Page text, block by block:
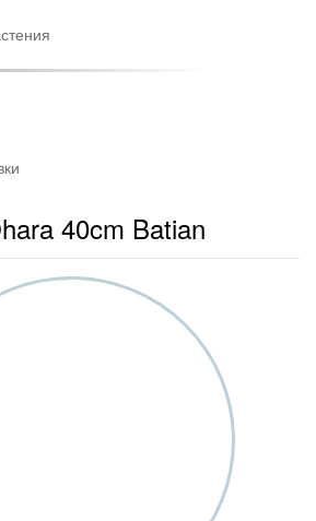
40cm Batian